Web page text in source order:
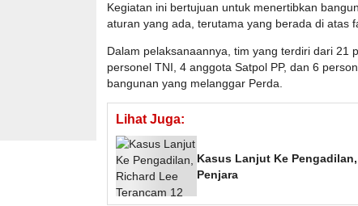
Kegiatan ini bertujuan untuk menertibkan
aturan yang ada, terutama yang berada di atas
Dalam pelaksanaannya, tim yang terdiri dari 21
personel TNI, 4 anggota Satpol PP, dan 6
bangunan yang melanggar Perda.
Lihat Juga:
Kasus Lanjut Ke
Penjara